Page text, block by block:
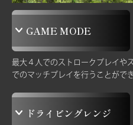
GAME MODE
最大４人でのストロークプレイや
でのマッチプレイを行うことができ
ドライビングレンジ